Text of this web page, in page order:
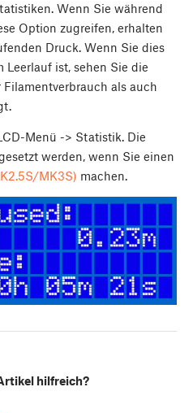
Wenn Sie während
Option zugreifen, erhalten
Druck. Wenn Sie dies
ist, sehen Sie die
als auch
Menü -> Statistik. Die
werden, wenn Sie einen
MK3S) machen.
hilfreich?